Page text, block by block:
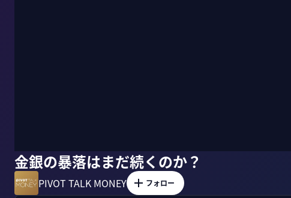
金銀の暴落はまだ続くのか？
PIVOT TALK MONEY フォロー